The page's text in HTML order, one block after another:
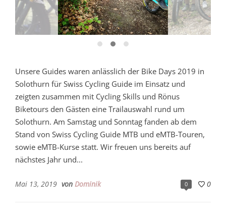
Unsere Guides waren anlässlich der Bike Days 2019 in
Solothurn für Swiss Cycling Guide im Einsatz und
zeigten zusammen mit Cycling Skills und Rönus
Biketours den Gästen eine Trailauswahl rund um
Solothurn. Am Samstag und Sonntag fanden ab dem
Stand von Swiss Cycling Guide MTB und eMTB-Touren,
sowie eMTB-Kurse statt. Wir freuen uns bereits auf
nächstes Jahr und...
0 0
Mai 13, 2019 von Dominik